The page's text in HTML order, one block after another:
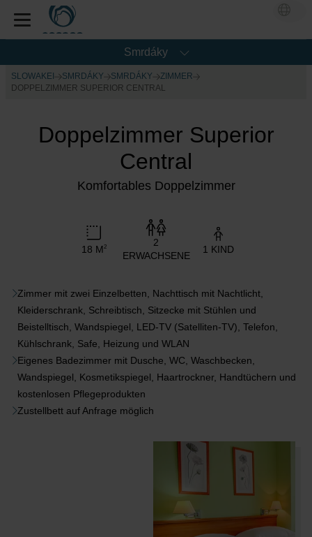
Smrdáky
SLOWAKEI SMRDÁKY SMRDÁKY
ZIMMER
DOPPELZIMMER SUPERIOR CENTRAL
Doppelzimmer Superior
Central
Komfortables Doppelzimmer
18 M2
2
ERWACHSENE
1 KIND
Zimmer mit zwei Einzelbetten, Nachttisch mit Nachtlicht,
Kleiderschrank, Schreibtisch, Sitzecke mit Stühlen und
Beistelltisch, Wandspiegel, LED-TV (Satelliten-TV), Telefon,
Kühlschrank, Safe, Heizung und WLAN
Eigenes Badezimmer mit Dusche, WC, Waschbecken,
Wandspiegel, Kosmetikspiegel, Haartrockner, Handtüchern und
kostenlosen Pflegeprodukten
Zustellbett auf Anfrage möglich